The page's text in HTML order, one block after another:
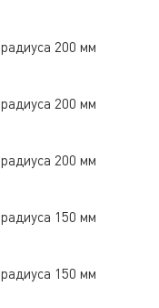
200 мм
200 мм
200 мм
150 мм
150 мм